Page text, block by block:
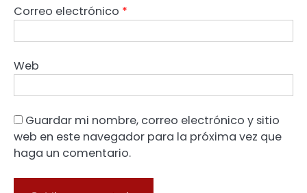
Correo electrónico *
Web
Guardar mi nombre, correo electrónico y sitio
web en este navegador para la próxima vez que
haga un comentario.